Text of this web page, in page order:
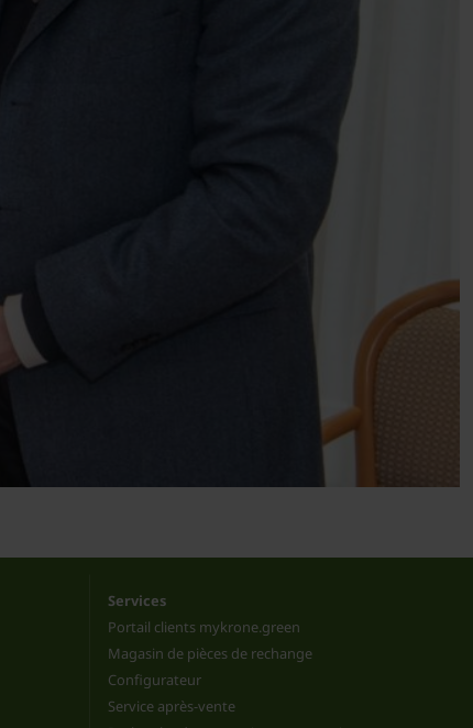
Services
Portail clients mykrone.green
Magasin de pièces de rechange
Configurateur
Service après-vente